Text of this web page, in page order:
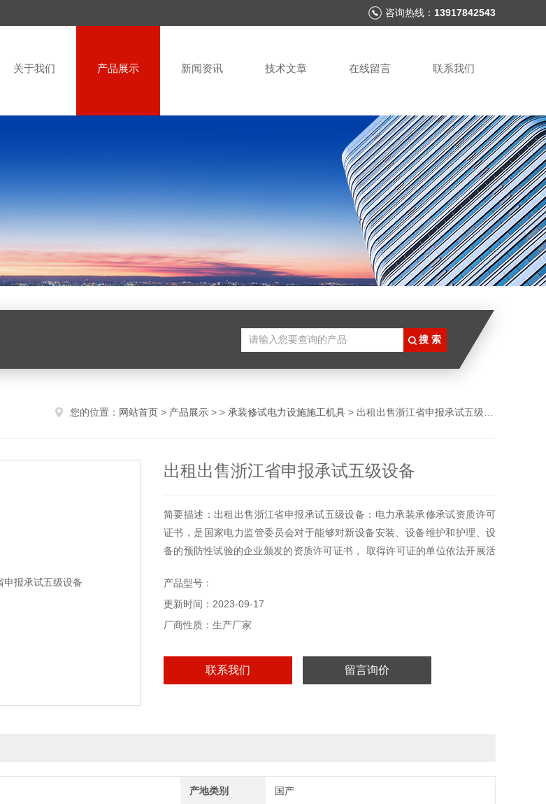
咨询热线： 13917842543
关于我们 产品展示 新闻资讯 技术文章 在线留言 联系我们
您的位置： 网站首页 > 产品展示 > > 承装修试电力设施施工机具 > 出租出售浙江省申报承试五级设备
出租出售浙江省申报承试五级设备
简要描述：出租出售浙江省申报承试五级设备：电力承装承修承试资质许可
证书，是国家电力监管委员会对于能够对新设备安装、设备维护和护理、设
备的预防性试验的企业颁发的资质许可证书， 取得许可证的单位依法开展活
产品型号：
更新时间：2023-09-17
厂商性质：生产厂家
联系我们 留言询价
产地类别 国产